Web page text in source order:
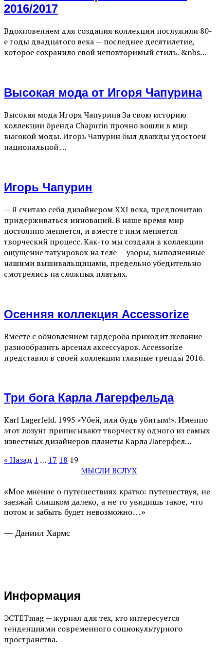
2016/2017
Вдохновением для создания коллекции послужили 80-
е годы двадцатого века — последнее десятилетие,
которое сохранило свой неповторимый стиль. &nbs…
Высокая мода от Игоря Чапурина
Высокая мода Игоря Чапурина За свою историю
коллекции бренда Chapurin прочно вошли в мир
высокой моды. Игорь Чапурин был дважды удостоен
национальной …
Игорь Чапурин
— Я считаю себя дизайнером XXI века, предпочитаю
придерживаться инноваций. В наше время мир
постоянно меняется, и вместе с ним меняется
творческий процесс. Как-то мы создали в коллекции
ощущение татуировок на теле — узоры, выполненные
нашими вышивальщицами, предельно убедительно
смотрелись на сложных платьях.
Осенняя коллекция Accessorize
Вместе с обновлением гардероба приходит желание
разнообразить арсенал аксессуаров. Accessorize
представил в своей коллекции главные тренды 2016.
Три бога Карла Лагерфельда
Karl Lagerfeld. 1995 «Убей, или будь убитым!». Именно
этот лозунг приписывают творчеству одного из самых
известных дизайнеров планеты Карла Лагерфел…
« Назад 1 … 17 18 19
МЫСЛИ ВСЛУХ
«Мое мнение о путешествиях кратко: путешествуя, не
заезжай слишком далеко, а не то увидишь такое, что
потом и забыть будет невозможно…»
— Даниил Хармс
Информация
ЭСТЕТmag — журнал для тех, кто интересуется
тенденциями современного социокультурного
пространства.